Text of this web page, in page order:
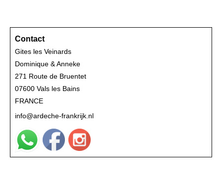
Contact
Gites les Veinards
Dominique & Anneke
271 Route de Bruentet
07600 Vals les Bains
FRANCE
info@ardeche-frankrijk.nl